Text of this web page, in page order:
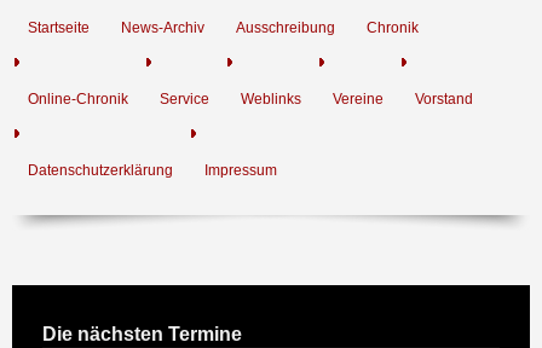
Startseite News-Archiv Ausschreibung Chronik
Online-Chronik Service Weblinks Vereine Vorstand
Datenschutzerklärung Impressum
Die nächsten Termine